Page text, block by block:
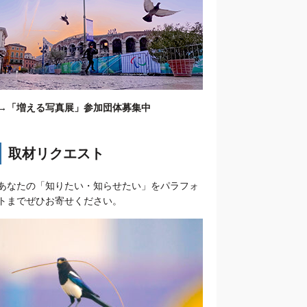
「増える写真展」参加団体募集中
取材リクエスト
なたの「知りたい・知らせたい」をパラフォ
までぜひお寄せください。